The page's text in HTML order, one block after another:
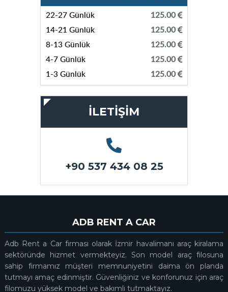
22-27 Günlük
14-21 Günlük
8-13 Günlük
4-7 Günlük
1-3 Günlük
125.00
125.00
125.00
125.00
125.00
İLETİŞİM
+90 537 434 08 25
ADB RENT A CAR
Adb Rent a Car firması olarak İzmir havalimanı araç kiralama
sektöründe hizmet vermekteyiz. Son model araç filosuna
sahip firmamız müşteri memnuniyetini daima ön planda
tutmayı amaç edinmiştir. Güvenliğiniz ve konforunuz için araç
filomuzu yüksek model ve bakımlı tutmaktayız.